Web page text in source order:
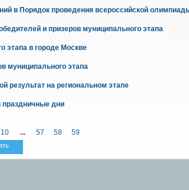
в Порядок проведения всероссийской
и призеров муниципального этапа
этапа в городе Москве
муниципального этапа
результат на региональном этапе
праздничные дни
10 ... 57 58
59